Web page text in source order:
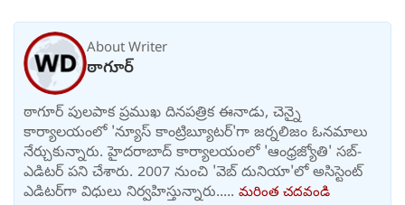
About Writer
ఠాగూర్
ఠాగూర్ పులపాక ప్రముఖ దినపత్రిక ఈనాడు, చెన్నై
కార్యాలయంలో 'న్యూస్ కాంట్రిబ్యూటర్‌'గా జర్నలిజం ఓనమాలు
నేర్చుకున్నారు. హైదరాబాద్ కార్యాలయంలో 'ఆంధ్రజ్యోతి' సబ్-
ఎడిటర్ పని చేశారు. 2007 నుంచి 'వెబ్ దునియా'లో అసిస్టెంట్
ఎడిటర్‌‌గా విధులు నిర్వహిస్తున్నారు..... మరింత చదవండి